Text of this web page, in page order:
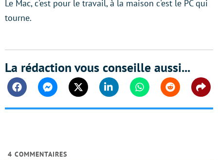
Le Mac, c'est pour le travail, à la maison c'est le PC qui
tourne.
La rédaction vous conseille aussi...
FacebookMessengerTwitter Linkedin WhatsappReddit
4 COMMENTAIRES